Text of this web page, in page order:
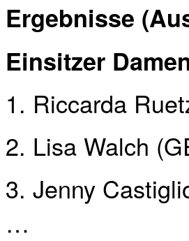
Ergebnisse
Einsitzer
1. Riccarda
2. Lisa Walch
3. Jenny
…